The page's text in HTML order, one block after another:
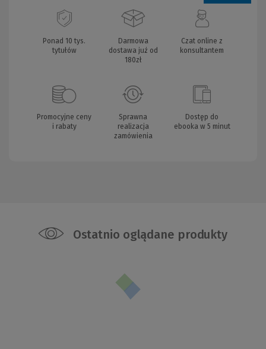
Ponad 10 tys.
tytułów
Darmowa
dostawa już od
180zł
Czat online z
konsultantem
Promocyjne ceny
i rabaty
Sprawna
realizacja
zamówienia
Dostęp do
ebooka w 5 minut
Ostatnio oglądane produkty